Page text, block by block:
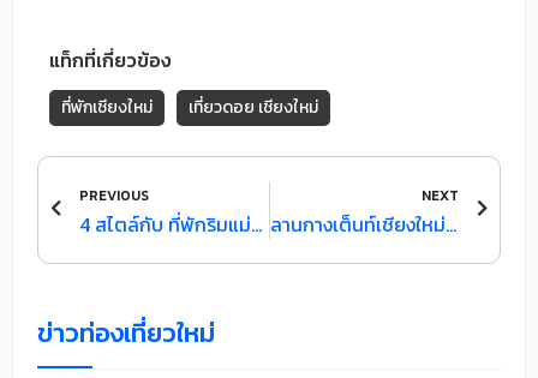
แท็กที่เกี่ยวข้อง
ที่พักเชียงใหม่ เที่ยวดอย เชียงใหม่
PREVIOUS
4 สไตล์กับ ที่พักริมแม่น้ําเจ้าพระยา เลือกอย่างไรให้ตรงใจ
NEXT
ลานกางเต็นท์เชียงใหม่ จุดแคมป์ปิ้งอันดับ 1 แห่งเมืองล้านนา
Next
ข่าวท่องเที่ยวใหม่